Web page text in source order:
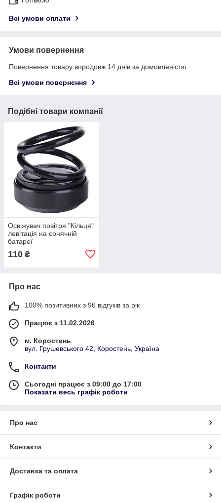
Всі умови оплати
Умови повернення
Повернення товару впродовж 14 днів за домовленістю
Всі умови повернення
Подібні товари компанії
Освіжувач повітря "Кільця"
левітація на сонячній
батареї
110 ₴
Про нас
100% позитивних з 96 відгуків за рік
Працює з 11.02.2026
м. Коростень
вул. Грушевського 42, Коростень, Україна
Контакти
Сьогодні працює з 09:00 до 17:00
Показати весь графік роботи
Про нас
Контакти
Доставка та оплата
Графік роботи